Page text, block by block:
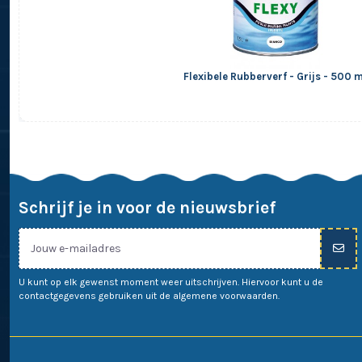
Flexibele Rubberverf - Grijs - 500
Schrijf je in voor de nieuwsbrief
U kunt op elk gewenst moment weer uitschrijven. Hiervoor kunt u de
contactgegevens gebruiken uit de algemene voorwaarden.